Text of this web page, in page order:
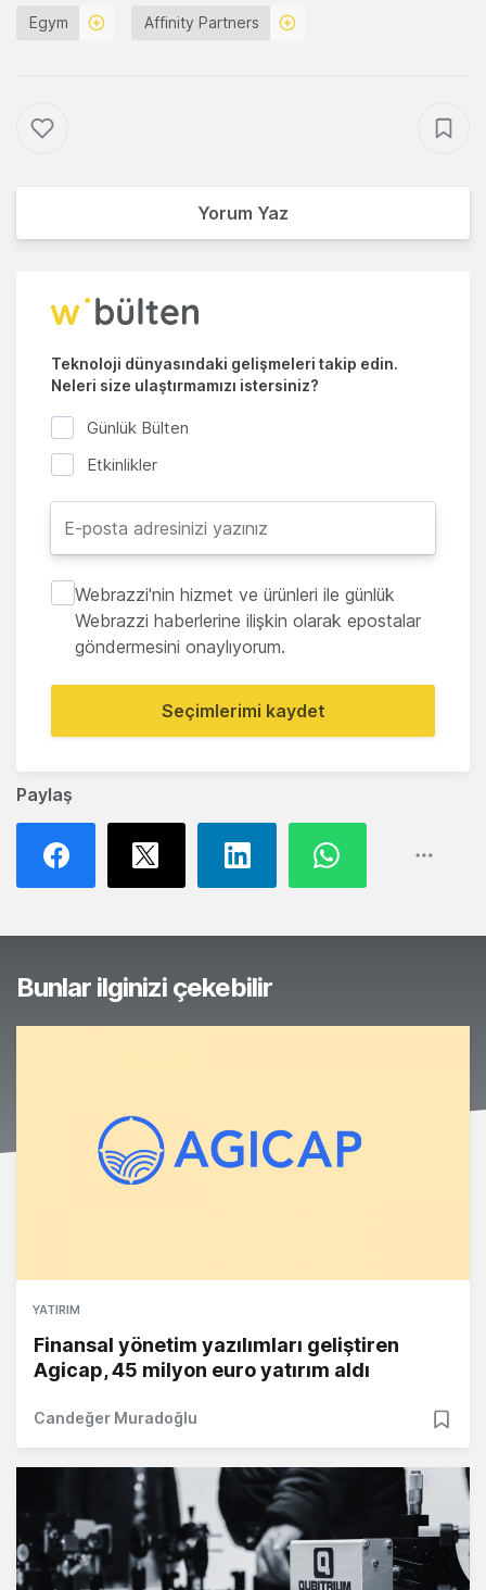
Paylaş
Egym Affinity Partners
Yorum Yaz
Teknoloji dünyasındaki gelişmeleri takip edin.
Neleri size ulaştırmamızı istersiniz?
Günlük Bülten
Etkinlikler
Webrazzi'nin hizmet ve ürünleri ile günlük
Webrazzi haberlerine ilişkin olarak epostalar
göndermesini onaylıyorum.
Seçimlerimi kaydet
Bunlar ilginizi çekebilir
YATIRIM
Finansal yönetim yazılımları geliştiren
Agicap, 45 milyon euro yatırım aldı
Candeğer Muradoğlu